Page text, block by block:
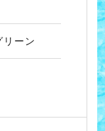
リーン